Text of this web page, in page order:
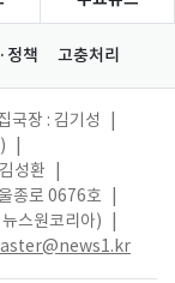
정책 고충처리
국장 : 김기성
성환
종로 0676호
스원코리아)